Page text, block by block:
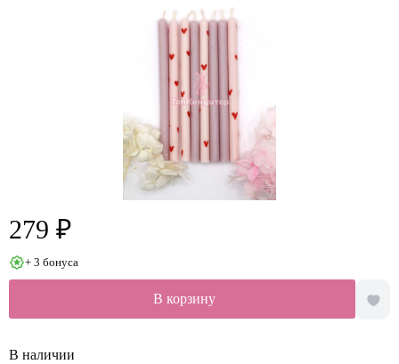
279 ₽
+ 3 бонуса
В корзину
В наличии